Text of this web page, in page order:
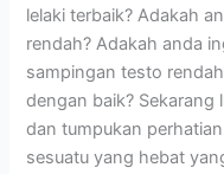
lelaki terbaik? Adakah
rendah? Adakah anda
sampingan testo
dengan baik? Sekarang
dan tumpukan
sesuatu yang hebat